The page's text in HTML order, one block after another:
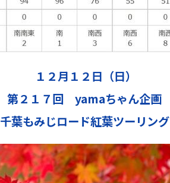
１２月１２日（日）
第２１７回 yamaちゃん企画
千葉もみじロード紅葉ツーリング